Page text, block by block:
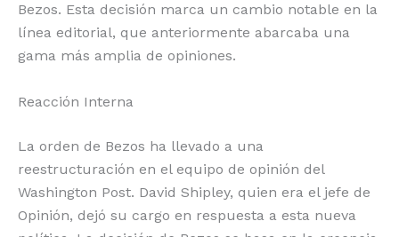
Bezos. Esta decisión marca un cambio notable en la
línea editorial, que anteriormente abarcaba una
gama más amplia de opiniones.
Reacción Interna
La orden de Bezos ha llevado a una
reestructuración en el equipo de opinión del
Washington Post. David Shipley, quien era el jefe de
Opinión, dejó su cargo en respuesta a esta nueva